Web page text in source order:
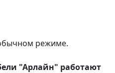
режиме.
"Арлайн" работают